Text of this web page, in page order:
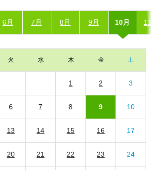
6月 7月 8月 9月 10月
火 水 木 金 土
1 2 3
6 7 8 9 10
13 14 15 16 17
20 21 22 23 24